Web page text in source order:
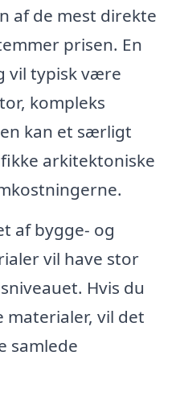
af de mest direkte
prisen. En
vil typisk være
kompleks
kan et særligt
arkitektoniske
af bygge- og
vil have stor
Hvis du
vil det
samlede